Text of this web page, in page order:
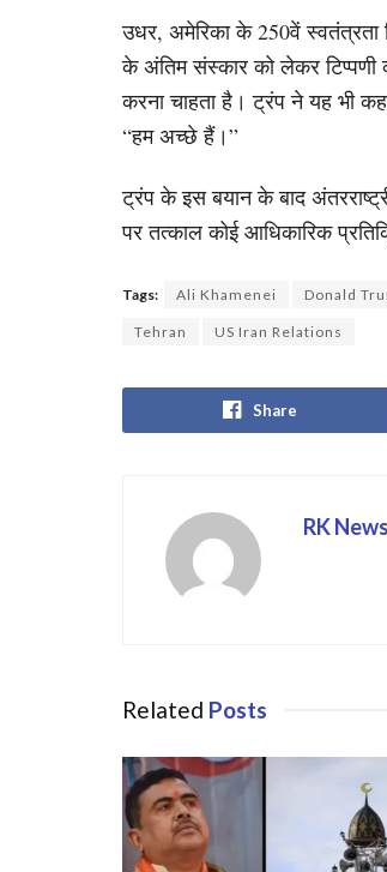
उधर, अमेरिका के 250वें स्वतंत्रता
के अंतिम संस्कार को लेकर टिप्पणी
करना चाहता है। ट्रंप ने यह भी
“हम अच्छे हैं।”
ट्रंप के इस बयान के बाद
पर तत्काल कोई आधिकारिक
Tags: Ali Khamenei Donald
Tehran US Iran Relations
Share
RK News
Related Posts